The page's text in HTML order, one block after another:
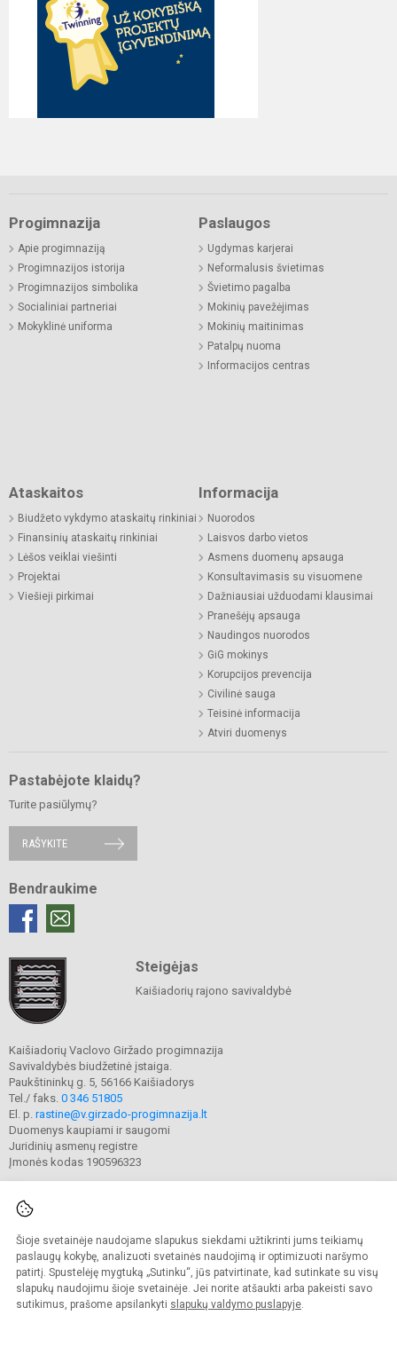
Šioje svetainėje naudojame slapukus siekdami užtikrinti jums teikiamų
paslaugų kokybę, analizuoti svetainės naudojimą ir optimizuoti naršymo
patirtį. Spustelėję mygtuką „Sutinku“, jūs patvirtinate, kad sutinkate su visų
slapukų naudojimu šioje svetainėje. Jei norite atšaukti arba pakeisti savo
sutikimus, prašome apsilankyti slapukų valdymo puslapyje.
Progimnazija
Apie progimnaziją
Progimnazijos istorija
Progimnazijos simbolika
Socialiniai partneriai
Mokyklinė uniforma
Paslaugos
Ugdymas karjerai
Neformalusis švietimas
Švietimo pagalba
Mokinių pavežėjimas
Mokinių maitinimas
Patalpų nuoma
Informacijos centras
Ataskaitos
Biudžeto vykdymo ataskaitų rinkiniai
Finansinių ataskaitų rinkiniai
Lėšos veiklai viešinti
Projektai
Viešieji pirkimai
Informacija
Nuorodos
Laisvos darbo vietos
Asmens duomenų apsauga
Konsultavimasis su visuomene
Dažniausiai užduodami klausimai
Pranešėjų apsauga
Naudingos nuorodos
GiG mokinys
Korupcijos prevencija
Civilinė sauga
Teisinė informacija
Atviri duomenys
Pastabėjote klaidų?
Turite pasiūlymų?
RAŠYKITE
Bendraukime
Steigėjas
Kaišiadorių rajono savivaldybė
Kaišiadorių Vaclovo Giržado progimnazija
Savivaldybės biudžetinė įstaiga.
Paukštininkų g. 5, 56166 Kaišiadorys
Tel./ faks. 0 346 51805
El. p. rastine@v.girzado-progimnazija.lt
Duomenys kaupiami ir saugomi
Juridinių asmenų registre
Įmonės kodas 190596323
© 2020. Kaišiadorių Vaclovo Giržado progimnazija. Visos teisės saugomos.
Kopijuoti turinį be raštiško gimnazijos sutikimo griežtai draudžiama.
Prieinamumo paraiška Slapukų valdymas
Sumanus būdas atnaujinti